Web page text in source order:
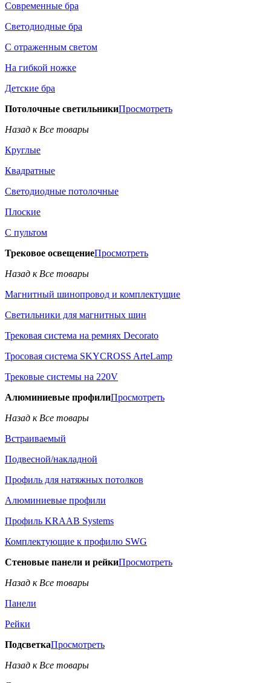
Современные бра
Светодиодные бра
С отраженным светом
На гибкой ножке
Детские бра
Потолочные светильникиПросмотреть
Назад к Все товары
Круглые
Квадратные
Светодиодные потолочные
Плоские
С пультом
Трековое освещениеПросмотреть
Назад к Все товары
Магнитный шинопровод и комплектущие
Светильники для магнитных шин
Трековая система на ремнях Decorato
Тросовая система SKYCROSS ArteLamp
Трековые системы на 220V
Алюминиевые профилиПросмотреть
Назад к Все товары
Встраиваемый
Подвесной/накладной
Профиль для натяжных потолков
Алюминиевые профили
Профиль KRAAB Systems
Комплектующие к профилю SWG
Стеновые панели и рейкиПросмотреть
Назад к Все товары
Панели
Рейки
ПодсветкаПросмотреть
Назад к Все товары